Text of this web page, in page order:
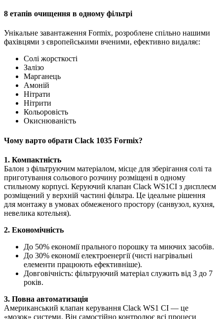
8 етапів очищення в одному фільтрі
Унікальне завантаження Formix, розроблене спільно нашими
фахівцями з європейськими вченими, ефективно видаляє:
Солі жорсткості
Залізо
Марганець
Амоній
Нітрати
Нітрити
Кольоровість
Окиснюваність
Чому варто обрати Clack 1035 Formix?
1. Компактність
Балон з фільтруючим матеріалом, місце для зберігання солі та
приготування сольового розчину розміщені в одному
стильному корпусі. Керуючий клапан Clack WS1CI з дисплеєм
розміщений у верхній частині фільтра. Це ідеальне рішення
для монтажу в умовах обмеженого простору (санвузол, кухня,
невелика котельня).
2. Економічність
До 50% економії прального порошку та миючих засобів.
До 30% економії електроенергії (чисті нагрівальні
елементи працюють ефективніше).
Довговічність: фільтруючий матеріал служить від 3 до 7
років.
3. Повна автоматизація
Американський клапан керування Clack WS1 CI — це
«мозок» системи. Він самостійно контролює всі процеси